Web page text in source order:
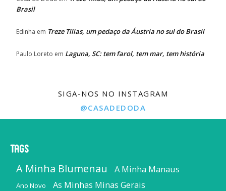
Brasil
Edinha em Treze Tílias, um pedaço da Áustria no sul do Brasil
Paulo Loreto em Laguna, SC: tem farol, tem mar, tem história
SIGA-NOS NO INSTAGRAM
@CASADEDODA
Tags
A Minha Blumenau A Minha Manaus
Ano Novo As Minhas Minas Gerais